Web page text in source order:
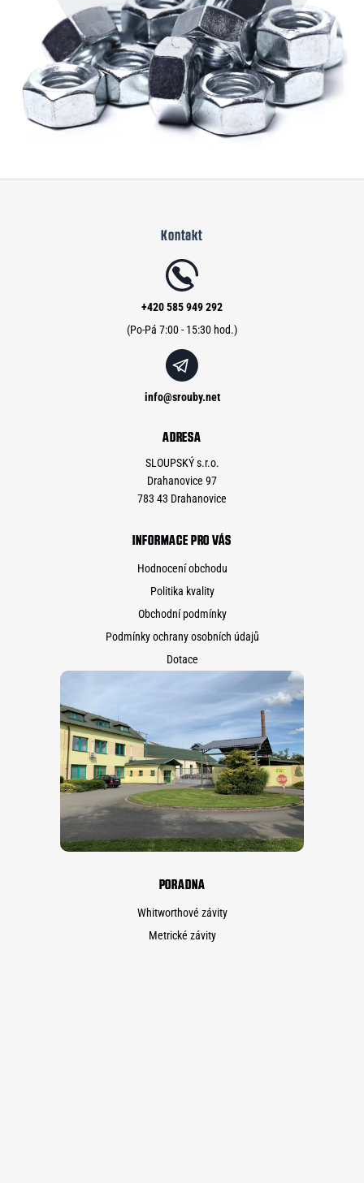
Kontakt
info@srouby.net
+420 585 949 292
ADRESA
SLOUPSKÝ s.r.o.
Drahanovice 97
783 43 Drahanovice
INFORMACE PRO VÁS
Hodnocení obchodu
Politika kvality
Obchodní podmínky
Podmínky ochrany osobních údajů
Dotace
PORADNA
Whitworthové závity
Metrické závity